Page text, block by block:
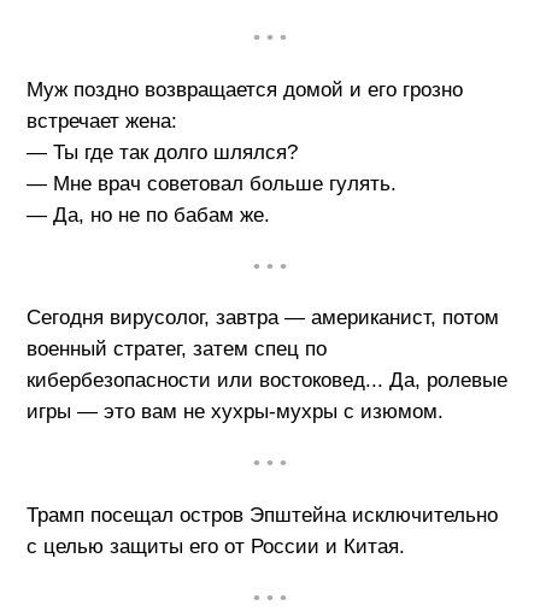
• • •
Муж поздно возвращается домой и его грозно
встречает жена:
— Ты где так долго шлялся?
— Мне врач советовал больше гулять.
— Да, но не по бабам же.
• • •
Сегодня вирусолог, завтра — американист, потом
военный стратег, затем спец по
кибербезопасности или востоковед... Да, ролевые
игры — это вам не хухры-мухры с изюмом.
• • •
Трамп посещал остров Эпштейна исключительно
с целью защиты его от России и Китая.
• • •